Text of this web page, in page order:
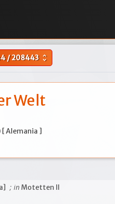
/208443 unfold_more
Welt
Alemania ]
; inMotetten II